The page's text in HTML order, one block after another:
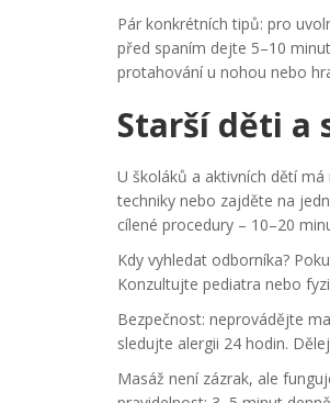
Pár konkrétních tipů: pro
před spaním dejte 5–10
protahování u nohou nebo
Starší děti a
U školáků a aktivních dětí
techniky nebo zajděte na
cílené procedury – 10–20
Kdy vyhledat odborníka?
Konzultujte pediatra nebo
Bezpečnost: neprovádějte
sledujte alergii 24 hodin.
Masáž není zázrak, ale